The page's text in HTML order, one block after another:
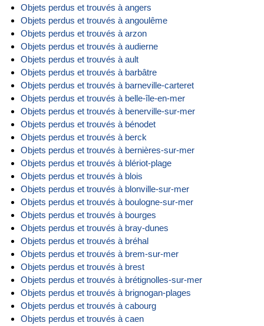
Objets perdus et trouvés à angers
Objets perdus et trouvés à angoulême
Objets perdus et trouvés à arzon
Objets perdus et trouvés à audierne
Objets perdus et trouvés à ault
Objets perdus et trouvés à barbâtre
Objets perdus et trouvés à barneville-carteret
Objets perdus et trouvés à belle-île-en-mer
Objets perdus et trouvés à benerville-sur-mer
Objets perdus et trouvés à bénodet
Objets perdus et trouvés à berck
Objets perdus et trouvés à bernières-sur-mer
Objets perdus et trouvés à blériot-plage
Objets perdus et trouvés à blois
Objets perdus et trouvés à blonville-sur-mer
Objets perdus et trouvés à boulogne-sur-mer
Objets perdus et trouvés à bourges
Objets perdus et trouvés à bray-dunes
Objets perdus et trouvés à bréhal
Objets perdus et trouvés à brem-sur-mer
Objets perdus et trouvés à brest
Objets perdus et trouvés à brétignolles-sur-mer
Objets perdus et trouvés à brignogan-plages
Objets perdus et trouvés à cabourg
Objets perdus et trouvés à caen